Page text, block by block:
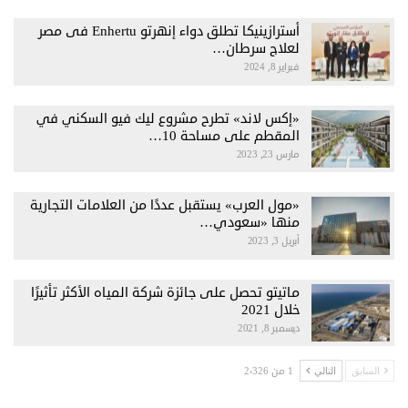
أسترازينيكا تطلق دواء إنهرتو Enhertu فى مصر
لعلاج سرطان…
فبراير 8, 2024
«إكس لاند» تطرح مشروع ليك فيو السكني في
المقطم على مساحة 10…
مارس 23, 2023
«مول العرب» يستقبل عددًا من العلامات التجارية
منها «سعودي…
أبريل 3, 2023
ماتيتو تحصل على جائزة شركة المياه الأكثر تأثيرًا
خلال 2021
ديسمبر 8, 2021
السابق التالي 1 من 2٬326